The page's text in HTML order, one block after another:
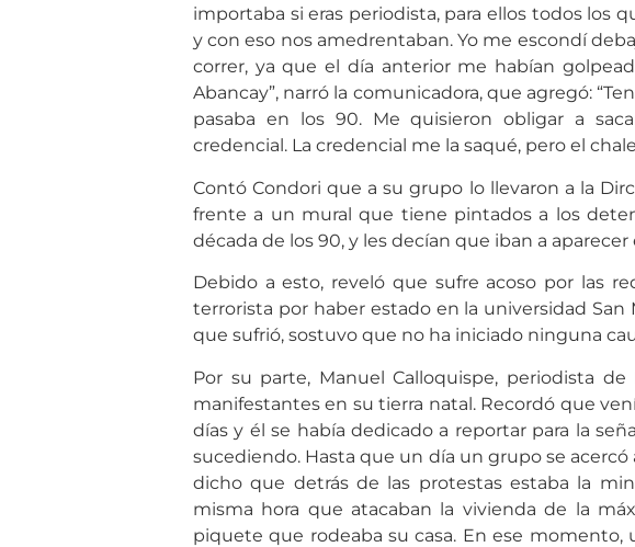
importaba si eras periodista, para ellos todos los
y con eso nos amedrentaban. Yo me escondí
correr, ya que el día anterior me habían
Abancay”, narró la comunicadora, que agregó:
pasaba en los 90. Me quisieron obligar a
credencial. La credencial me la saqué, pero el
Contó Condori que a su grupo lo llevaron a la
frente a un mural que tiene pintados a los
década de los 90, y les decían que iban a
Debido a esto, reveló que sufre acoso por las
terrorista por haber estado en la universidad San
que sufrió, sostuvo que no ha iniciado ninguna
Por su parte, Manuel Calloquispe, periodista
manifestantes en su tierra natal. Recordó que
días y él se había dedicado a reportar para la
sucediendo. Hasta que un día un grupo se
dicho que detrás de las protestas estaba la
misma hora que atacaban la vivienda de la
piquete que rodeaba su casa. En ese momento,